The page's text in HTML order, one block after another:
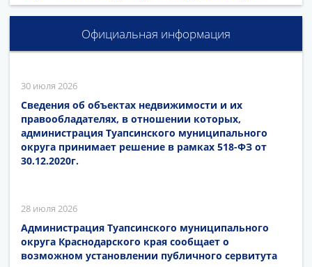
Официальная информация
30 июля 2026
Сведения об объектах недвижимости и их
правообладателях, в отношении которых,
администрация Туапсинского муниципального
округа принимает решение в рамках 518-ФЗ от
30.12.2020г.
28 июля 2026
Администрация Туапсинского муниципального
округа Краснодарского края сообщает о
возможном установлении публичного сервитута